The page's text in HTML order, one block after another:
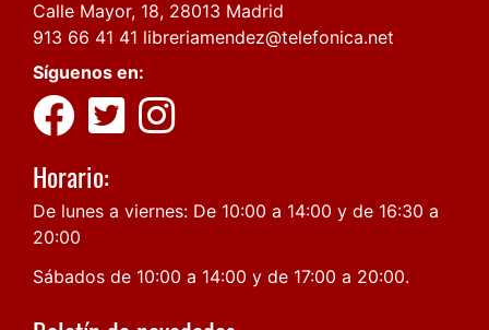
Calle Mayor, 18, 28013 Madrid
913 66 41 41 libreriamendez@telefonica.net
Síguenos en:
Horario:
De lunes a viernes: De 10:00 a 14:00 y de 16:30 a
20:00
Sábados de 10:00 a 14:00 y de 17:00 a 20:00.